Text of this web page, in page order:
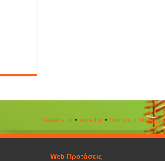
HelpPost.gr• Popi-it.gr•Όλα για τα
Web Προτάσεις